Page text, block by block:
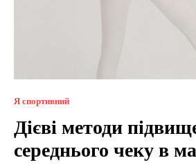
Я спортивний
Дієві методи
середнього чеку в